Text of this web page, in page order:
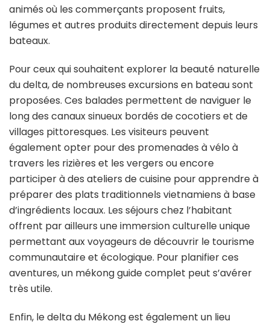
animés où les commerçants proposent fruits,
légumes et autres produits directement depuis leurs
bateaux.
Pour ceux qui souhaitent explorer la beauté naturelle
du delta, de nombreuses excursions en bateau sont
proposées. Ces balades permettent de naviguer le
long des canaux sinueux bordés de cocotiers et de
villages pittoresques. Les visiteurs peuvent
également opter pour des promenades à vélo à
travers les rizières et les vergers ou encore
participer à des ateliers de cuisine pour apprendre à
préparer des plats traditionnels vietnamiens à base
d’ingrédients locaux. Les séjours chez l’habitant
offrent par ailleurs une immersion culturelle unique
permettant aux voyageurs de découvrir le tourisme
communautaire et écologique. Pour planifier ces
aventures, un mékong guide complet peut s’avérer
très utile.
Enfin, le delta du Mékong est également un lieu